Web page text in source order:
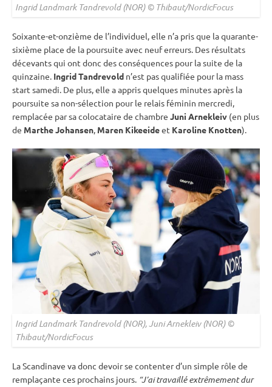
Ingrid Landmark Tandrevold (NOR) © Thibaut/NordicFocus
Soixante-et-onzième de l’individuel, elle n’a pris que la quarante-
sixième place de la poursuite avec neuf erreurs. Des résultats
décevants qui ont donc des conséquences pour la suite de la
quinzaine. Ingrid Tandrevold n’est pas qualifiée pour la mass
start samedi. De plus, elle a appris quelques minutes après la
poursuite sa non-sélection pour le relais féminin mercredi,
remplacée par sa colocataire de chambre Juni Arnekleiv (en plus
de Marthe Johansen, Maren Kikeeideet Karoline Knotten).
Ingrid Landmark Tandrevold (NOR), Juni Arnekleiv (NOR) ©
Thibaut/NordicFocus
La Scandinave va donc devoir se contenter d’un simple rôle de
remplaçante ces prochains jours. “J’ai travaillé extrêmement dur